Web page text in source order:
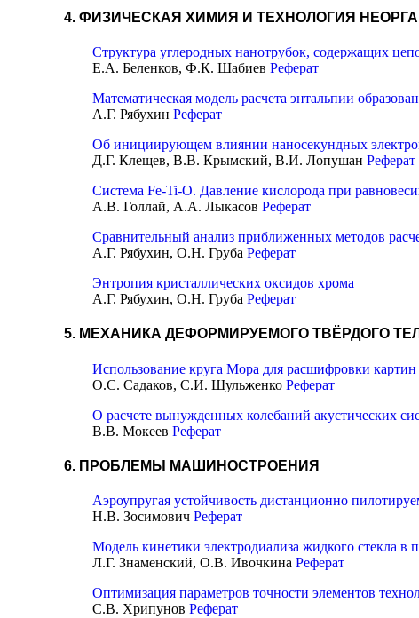
4. ФИЗИЧЕСКАЯ ХИМИЯ И ТЕХНОЛОГИЯ
Cтруктура углеродных нанотрубок, содержащих
Е.А. Беленков, Ф.К. Шабиев Реферат
Математическая модель расчета энтальпии
А.Г. Рябухин Реферат
Об инициирующем влиянии наносекундных
Д.Г. Клещев, В.В. Крымский, В.И. Лопушан Реферат
Система Fe-Ti-O. Давление кислорода при
А.В. Голлай, А.А. Лыкасов Реферат
Сравнительный анализ приближенных методов
А.Г. Рябухин, О.Н. Груба Реферат
Энтропия кристаллических оксидов хрома
А.Г. Рябухин, О.Н. Груба Реферат
5. МЕХАНИКА ДЕФОРМИРУЕМОГО ТВЁРДОГО
Использование круга Мора для расшифровки
О.С. Садаков, С.И. Шульженко Реферат
О расчете вынужденных колебаний акустических
В.В. Мокеев Реферат
6. ПРОБЛЕМЫ МАШИНОСТРОЕНИЯ
Аэроупругая устойчивость дистанционно
Н.В. Зосимович Реферат
Модель кинетики электродиализа жидкого стекла
Л.Г. Знаменский, О.В. Ивочкина Реферат
Оптимизация параметров точности элементов
С.В. Хрипунов Реферат